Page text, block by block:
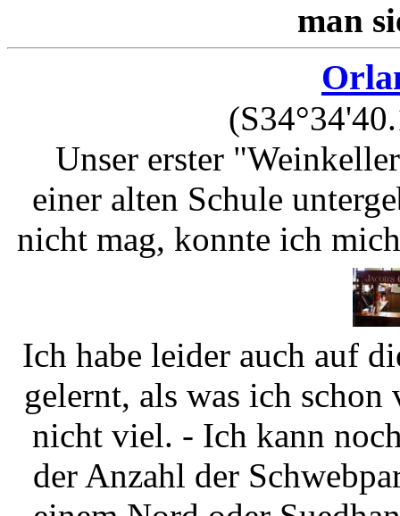
man
Unser erster
einer alten Schule
nicht mag, konnte ich
Ich habe leider auch auf
gelernt, als was ich
nicht viel. - Ich kann
der Anzahl der